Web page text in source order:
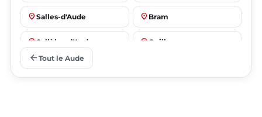
place Salles-d'Aude place Bram
place Sallèles-d'Aude place Quillan
arrow_back Tout le Aude